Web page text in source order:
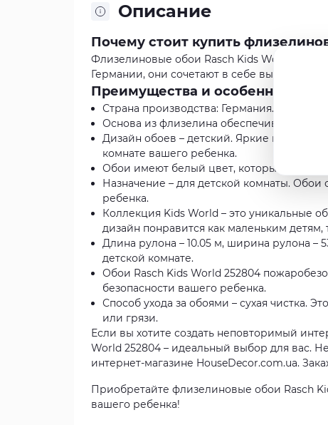
Описание
Почему стоит купить
Флизелиновые обои Rasch Kids World
Германии, они сочетают в себе высокое
Преимущества и особенности
Страна производства: Германия. Это
Основа из флизелина обеспечивает
Дизайн обоев – детский. Яркие цвета и
комнате вашего ребенка.
Обои имеют белый цвет, который делает
Назначение – для детской комнаты.
ребенка.
Коллекция Kids World – это уникальные
дизайн понравится как маленьким детям,
Длина рулона – 10.05 м, ширина рулона –
детской комнате.
Обои Rasch Kids World 252804
безопасности вашего ребенка.
Способ ухода за обоями – сухая чистка.
или грязи.
Если вы хотите создать неповторимый
World 252804 – идеальный выбор для вас.
интернет-магазине HouseDecor.com.ua.
Приобретайте флизелиновые обои Rasch
вашего ребенка!